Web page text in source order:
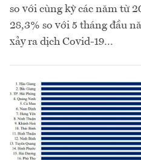
so với cùng kỳ các năm từ
28,3% so với 5 tháng đầu
xảy ra dịch Covid-19…